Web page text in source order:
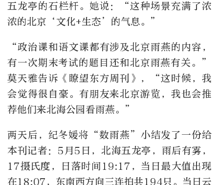
五龙亭的石栏杆。她说：“这种场景充满了浓
浓的北京‘文化+生态’的气息。”
“政治课和语文课都有涉及北京雨燕的内容，
有一次期末考试的题目还和北京雨燕有关。”
莫天雅告诉《瞭望东方周刊》，“这时候，我
会觉得很自豪。有朋友来北京游览，我也会推
荐他们来北海公园看雨燕。”
两天后，纪冬媛将“数雨燕”小结发了一份给
本刊记者：5月5日，北海五龙亭，雨后有雾，
17摄氏度，日落时间19:17，当日最大值出现
在18:07，东南西方向三连拍共194只。当日云